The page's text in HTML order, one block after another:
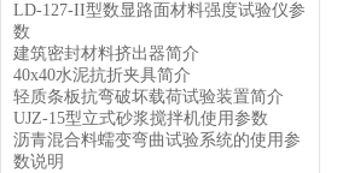
LD-127-II型数显路面材料强度试验仪参
数
建筑密封材料挤出器简介
40x40水泥抗折夹具简介
轻质条板抗弯破坏载荷试验装置简介
UJZ-15型立式砂浆搅拌机使用参数
沥青混合料蠕变弯曲试验系统的使用参
数说明